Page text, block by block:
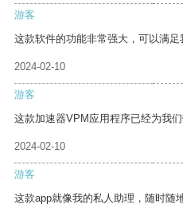
游客
这款软件的功能非常强大，可以满足
2024-02-10
游客
这款加速器VPM应用程序已经为我
2024-02-10
游客
这款app就像我的私人助理，随时随